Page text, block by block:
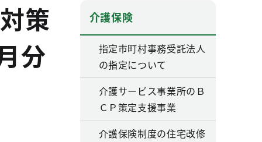
策
分
介護保険
指定市町村事務受託法人
の指定について
介護サービス事業所のＢ
ＣＰ策定支援事業
介護保険制度の住宅改修